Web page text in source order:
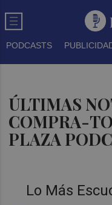
PODCASTS
ÚLTIMAS
COMPRA-
PLAZA
Lo Más